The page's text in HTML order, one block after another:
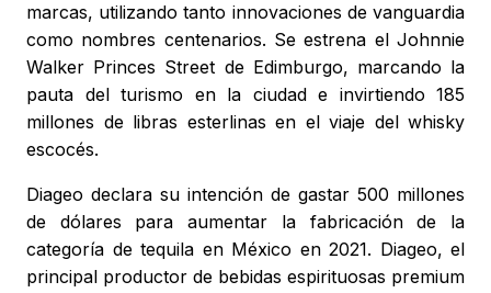
marcas, utilizando tanto innovaciones de vanguardia
como nombres centenarios. Se estrena el Johnnie
Walker Princes Street de Edimburgo, marcando la
pauta del turismo en la ciudad e invirtiendo 185
millones de libras esterlinas en el viaje del whisky
escocés.
Diageo declara su intención de gastar 500 millones
de dólares para aumentar la fabricación de la
categoría de tequila en México en 2021. Diageo, el
principal productor de bebidas espirituosas premium